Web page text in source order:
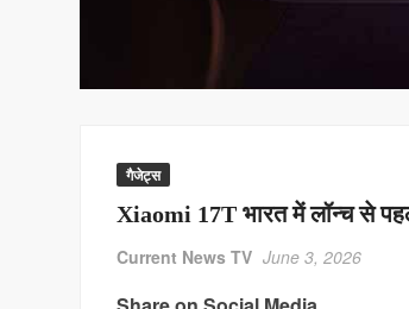
गैजेट्स
Xiaomi 17T भारत में लॉन्च से
Current News TV June 3, 2026